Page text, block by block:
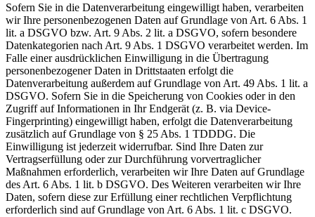
Sofern Sie in die Datenverarbeitung eingewilligt haben, verarbeiten
wir Ihre personenbezogenen Daten auf Grundlage von Art. 6 Abs. 1
lit. a DSGVO bzw. Art. 9 Abs. 2 lit. a DSGVO, sofern besondere
Datenkategorien nach Art. 9 Abs. 1 DSGVO verarbeitet werden. Im
Falle einer ausdrücklichen Einwilligung in die Übertragung
personenbezogener Daten in Drittstaaten erfolgt die
Datenverarbeitung außerdem auf Grundlage von Art. 49 Abs. 1 lit. a
DSGVO. Sofern Sie in die Speicherung von Cookies oder in den
Zugriff auf Informationen in Ihr Endgerät (z. B. via Device-
Fingerprinting) eingewilligt haben, erfolgt die Datenverarbeitung
zusätzlich auf Grundlage von § 25 Abs. 1 TDDDG. Die
Einwilligung ist jederzeit widerrufbar. Sind Ihre Daten zur
Vertragserfüllung oder zur Durchführung vorvertraglicher
Maßnahmen erforderlich, verarbeiten wir Ihre Daten auf Grundlage
des Art. 6 Abs. 1 lit. b DSGVO. Des Weiteren verarbeiten wir Ihre
Daten, sofern diese zur Erfüllung einer rechtlichen Verpflichtung
erforderlich sind auf Grundlage von Art. 6 Abs. 1 lit. c DSGVO.